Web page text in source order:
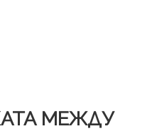
МЕЖДУ